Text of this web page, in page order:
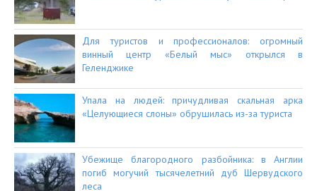
Для туристов и профессионалов: огромный
винный центр «Белый мыс» открылся в
Геленджике
Упала на людей: причудливая скальная арка
«Целующиеся слоны» обрушилась из-за туриста
Убежище благородного разбойника: в Англии
погиб могучий тысячелетний дуб Шервудского
леса